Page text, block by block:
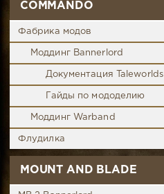
COMMANDO
Фабрика модов
Моддинг Bannerlord
Документация Taleworlds
Гайды по мододелию
Моддинг Warband
Флудилка
MOUNT AND BLADE